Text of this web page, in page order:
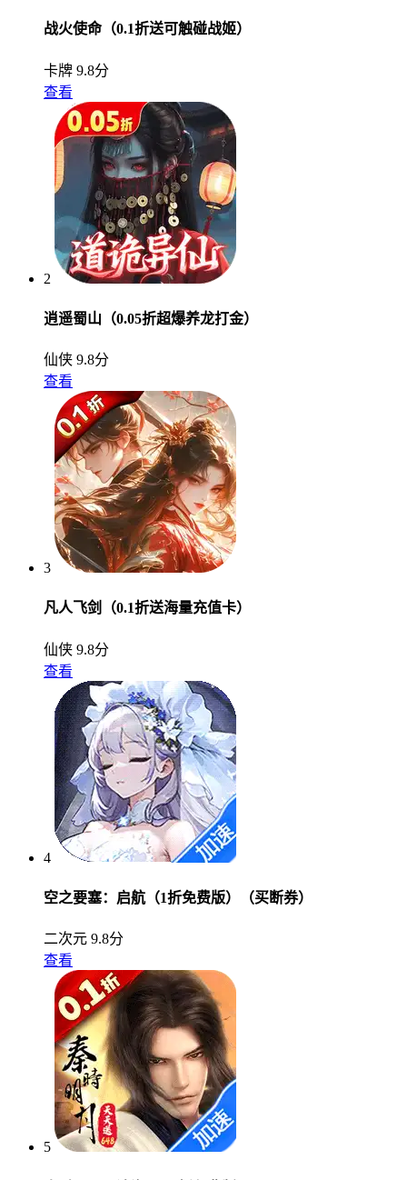
战火使命（0.1折送可触碰战姬）
卡牌 9.8分
查看
2
逍遥蜀山（0.05折超爆养龙打金）
仙侠 9.8分
查看
3
凡人飞剑（0.1折送海量充值卡）
仙侠 9.8分
查看
4
空之要塞：启航（1折免费版）（买断券）
二次元 9.8分
查看
5